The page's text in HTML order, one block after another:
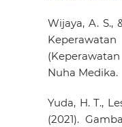
Wijaya, A. S.,
Nuha Medika.
Yuda, H. T.,
(2021).